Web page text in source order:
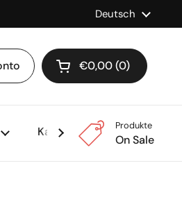
Versandkostenfrei ab 150€
Sprache
Deutsch
Warenkorb öffnen
€0,00 0
Kaffee & Maschinen
Produkte
On Sale